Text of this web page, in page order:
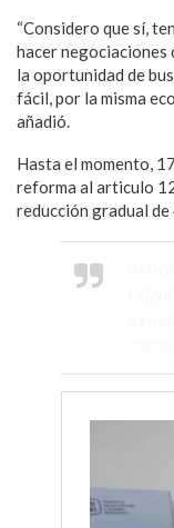
“Considero que sí,
hacer negociaciones
la oportunidad de
fácil, por la misma
añadió.
Hasta el momento,
reforma al articulo
reducción gradual